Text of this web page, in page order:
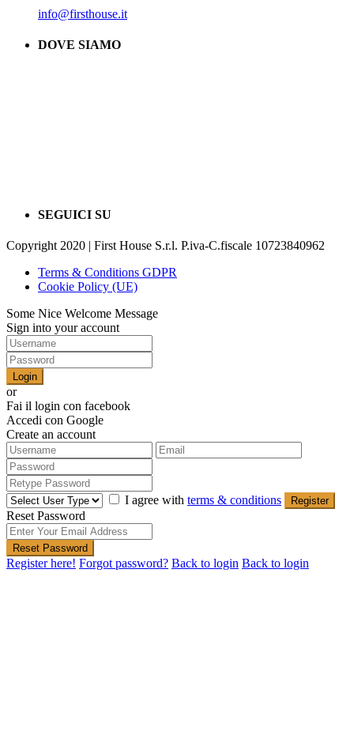
info@firsthouse.it
DOVE SIAMO
SEGUICI SU
Copyright 2020 | First House S.r.l. P.iva-C.fiscale 10723840962
Terms & Conditions GDPR
Cookie Policy (UE)
Some Nice Welcome Message
Sign into your account
Login
or
Fai il login con facebook
Accedi con Google
Create an account
I agree with terms & conditions Register
Reset Password
Reset Password
Register here! Forgot password? Back to login Back to login